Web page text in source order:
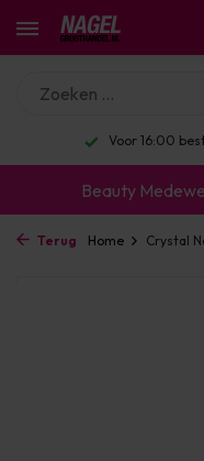
Voor 16:00
Beauty
Terug Home Crystal